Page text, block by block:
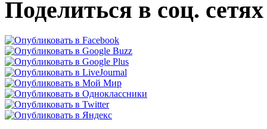
Поделиться в соц. сетях